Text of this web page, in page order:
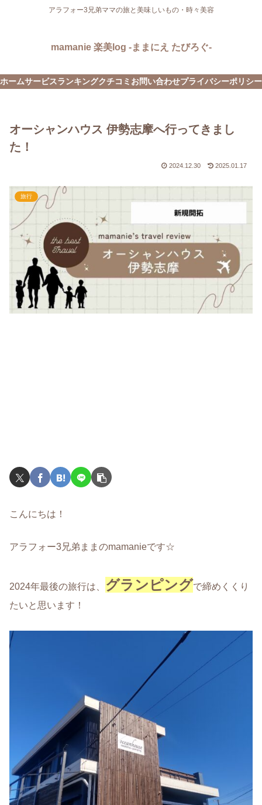
アラフォー3兄弟ママの旅と美味しいもの・時々美容
mamanie 楽美log -ままにえ たびろぐ-
ホームサービスランキングクチコミ お問い合わせプライバシーポリシー
オーシャンハウス 伊勢志摩へ行ってきまし
た！
2024.12.30 2025.01.17
旅行
こんにちは！
アラフォー3兄弟ままのmamanieです☆
2024年最後の旅行は、 グランピングで締めくくり
たいと思います！